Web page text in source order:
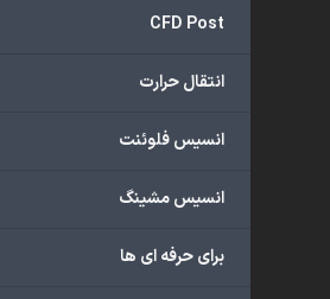
CFD Post
انتقال حرارت
انسیس فلوئنت
انسیس مشینگ
برای حرفه ای ها